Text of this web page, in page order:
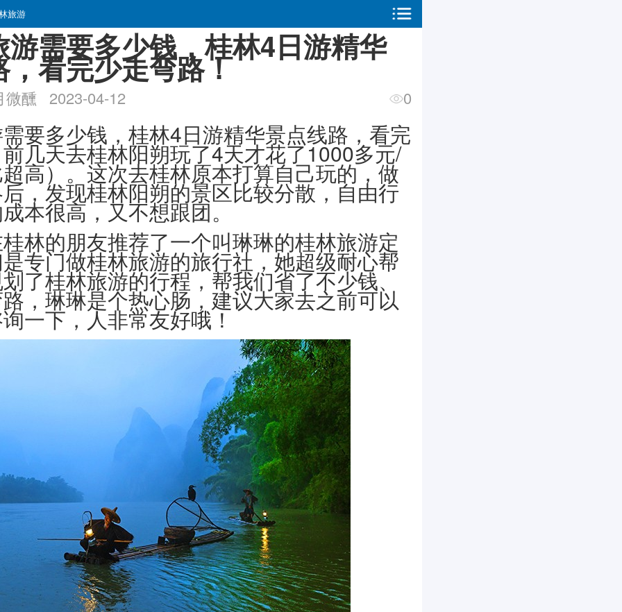
旅游
游需要多少钱，桂林4日游精华
，看完少走弯路！
微醺 2023-04-12 0
要多少钱，桂林4日游精华景点线路，看完
几天去桂林阳朔玩了4天才花了1000多元/
高）。这次去桂林原本打算自己玩的，做
，发现桂林阳朔的景区比较分散，自由行
本很高，又不想跟团。
林的朋友推荐了一个叫琳琳的桂林旅游定
专门做桂林旅游的旅行社，她超级耐心帮
了桂林旅游的行程，帮我们省了不少钱、
，琳琳是个热心肠，建议大家去之前可以
一下，人非常友好哦！